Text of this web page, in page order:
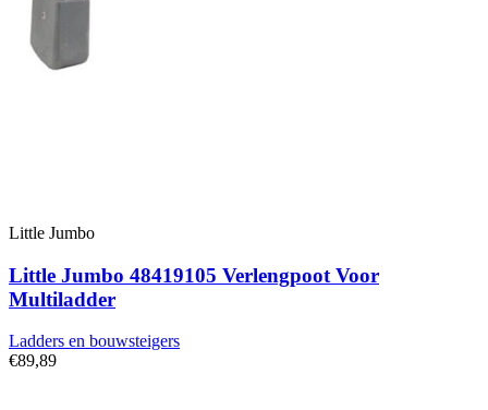
Little Jumbo
Little Jumbo 48419105 Verlengpoot Voor
Multiladder
Ladders en bouwsteigers
€89,89